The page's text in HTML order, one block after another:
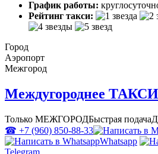
График работы:
Рейтинг такси:
Город
Аэропорт
Межгород
Междугороднее
Только МЕЖГОРОДБыстрая подача
☎ +7 (960) 850-88-33
Whatsapp
Telegram